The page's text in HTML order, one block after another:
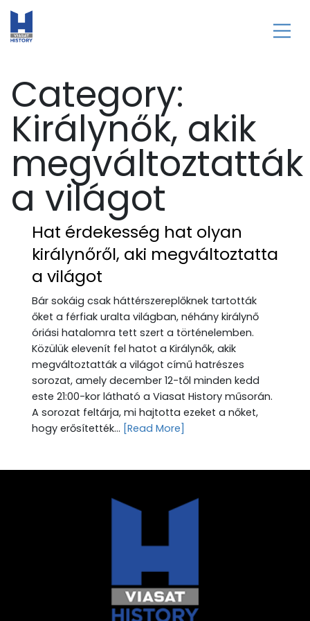
Category:
Királynők, akik
megváltoztatták
a világot
Hat érdekesség hat olyan
királynőről, aki megváltoztatta
a világot
Bár sokáig csak háttérszereplőknek tartották
őket a férfiak uralta világban, néhány királynő
óriási hatalomra tett szert a történelemben.
Közülük elevenít fel hatot a Királynők, akik
megváltoztatták a világot című hatrészes
sorozat, amely december 12-től minden kedd
este 21:00-kor látható a Viasat History műsorán.
A sorozat feltárja, mi hajtotta ezeket a nőket,
hogy erősítették... [Read More]